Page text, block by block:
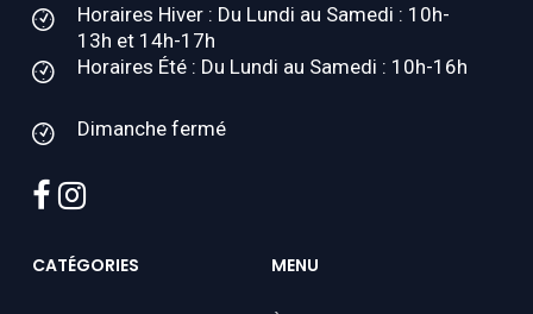
Horaires Hiver : Du Lundi au Samedi : 10h-
13h et 14h-17h
Horaires Été : Du Lundi au Samedi : 10h-16h
Dimanche fermé
facebook
instagram
CATÉGORIES MENU